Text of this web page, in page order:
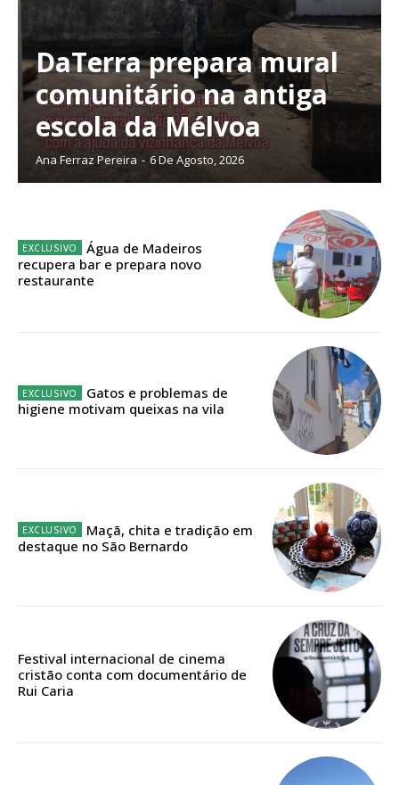
Sendo assinante terá acesso a todos os conteúdos exclusivos e versões
digitais.
Escolha o plano de assinatura desejado:
ASSINATURA
IMPRESSA
12 meses
Acesso aos conteúdos Exclusivos para
16€
DaTerra prepara mural
comunitário na antiga
escola da Mélvoa
Ana Ferraz Pereira - 6 De Agosto, 2026
Água de Madeiros
recupera bar e prepara novo
restaurante
Gatos e problemas de
higiene motivam queixas na vila
Maçã, chita e tradição em
destaque no São Bernardo
Festival internacional de cinema
cristão conta com documentário de
Rui Caria